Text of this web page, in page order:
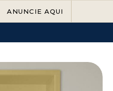
ANUNCIE AQUI